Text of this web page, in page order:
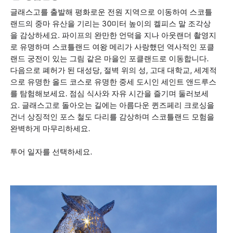
글래스고를 출발해 평화로운 전원 지역으로 이동하여 스코틀
랜드의 중마 유산을 기리는 30미터 높이의 켈피스 말 조각상
을 감상하세요. 파이프의 완만한 언덕을 지나 아웃랜더 촬영지
로 유명하며 스코틀랜드 여왕 메리가 사랑했던 역사적인 포클
랜드 궁전이 있는 그림 같은 마을인 포클랜드로 이동합니다.
다음으로 폐허가 된 대성당, 절벽 위의 성, 고대 대학교, 세계적
으로 유명한 올드 코스로 유명한 중세 도시인 세인트 앤드루스
를 탐험해보세요. 점심 식사와 자유 시간을 즐기며 둘러보세
요. 글래스고로 돌아오는 길에는 아름다운 퀸즈페리 크로싱을
건너 상징적인 포스 철도 다리를 감상하며 스코틀랜드 모험을
완벽하게 마무리하세요.
투어 일자를 선택하세요.